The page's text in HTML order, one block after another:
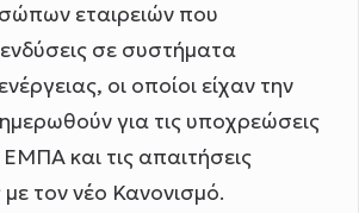
εταιρειών που
σε συστήματα
οι οποίοι είχαν την
για τις υποχρεώσεις
και τις απαιτήσεις
τον νέο Κανονισμό.